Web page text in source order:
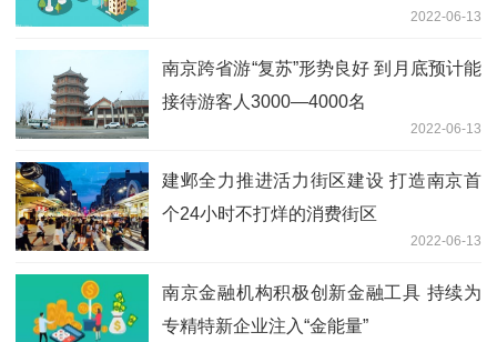
2022-06-13
南京跨省游“复苏”形势良好 到月底预计能
接待游客人3000—4000名
2022-06-13
建邺全力推进活力街区建设 打造南京首
个24小时不打烊的消费街区
2022-06-13
南京金融机构积极创新金融工具 持续为
专精特新企业注入“金能量”